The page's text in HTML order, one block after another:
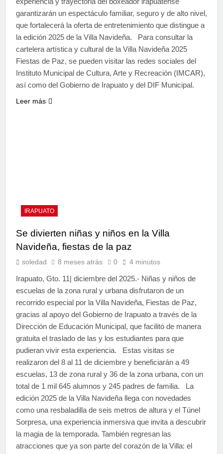
garantizarán un espectáculo familiar, seguro y de alto nivel,
que fortalecerá la oferta de entretenimiento que distingue a
la edición 2025 de la Villa Navideña. Para consultar la
cartelera artística y cultural de la Villa Navideña 2025
Fiestas de Paz, se pueden visitar las redes sociales del
Instituto Municipal de Cultura, Arte y Recreación (IMCAR),
así como del Gobierno de Irapuato y del DIF Municipal.
Leer más
IRAPUATO
Se divierten niñas y niños en la Villa
Navideña, fiestas de la paz
soledad 8 meses atrás 0 4 minutos
Irapuato, Gto. 11| diciembre del 2025.- Niñas y niños de
escuelas de la zona rural y urbana disfrutaron de un
recorrido especial por la Villa Navideña, Fiestas de Paz,
gracias al apoyo del Gobierno de Irapuato a través de la
Dirección de Educación Municipal, que facilitó de manera
gratuita el traslado de las y los estudiantes para que
pudieran vivir esta experiencia. Estas visitas se
realizaron del 8 al 11 de diciembre y beneficiarán a 49
escuelas, 13 de zona rural y 36 de la zona urbana, con un
total de 1 mil 645 alumnos y 245 padres de familia. La
edición 2025 de la Villa Navideña llega con novedades
como una resbaladilla de seis metros de altura y el Túnel
Sorpresa, una experiencia inmersiva que invita a descubrir
la magia de la temporada. También regresan las
atracciones que ya son parte del corazón de la Villa: el